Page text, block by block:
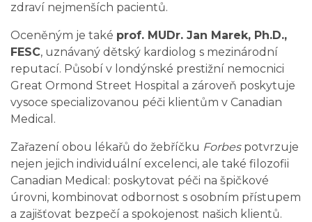
zdraví nejmenších pacientů.
Oceněným je také prof. MUDr. Jan Marek, Ph.D.,
FESC, uznávaný dětský kardiolog s mezinárodní
reputací. Působí v londýnské prestižní nemocnici
Great Ormond Street Hospital a zároveň poskytuje
vysoce specializovanou péči klientům v Canadian
Medical.
Zařazení obou lékařů do žebříčku Forbespotvrzuje
nejen jejich individuální excelenci, ale také filozofii
Canadian Medical: poskytovat péči na špičkové
úrovni, kombinovat odbornost s osobním přístupem
a zajišťovat bezpečí a spokojenost našich klientů.